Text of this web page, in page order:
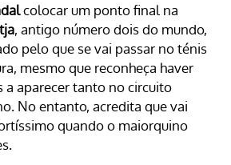
colocar um ponto final na
, antigo número dois do mundo,
pelo que se vai passar no ténis
mesmo que reconheça haver
aparecer tanto no circuito
No entanto, acredita que vai
quando o maiorquino